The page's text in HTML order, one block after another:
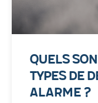
QUELS
TYPES DE
ALARME ?